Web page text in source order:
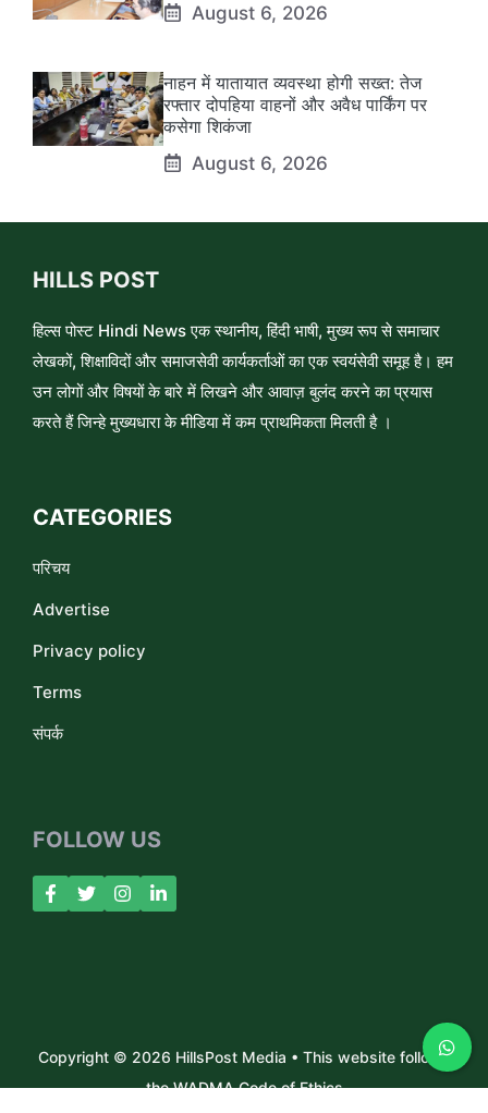
August 6, 2026
नाहन में यातायात व्यवस्था होगी सख्त: तेज
रफ्तार दोपहिया वाहनों और अवैध पार्किंग पर
कसेगा शिकंजा
August 6, 2026
HILLS POST
हिल्स पोस्ट Hindi News एक स्थानीय, हिंदी भाषी, मुख्य रूप से समाचार
लेखकों, शिक्षाविदों और समाजसेवी कार्यकर्ताओं का एक स्वयंसेवी समूह है। हम
उन लोगों और विषयों के बारे में लिखने और आवाज़ बुलंद करने का प्रयास
करते हैं जिन्हे मुख्यधारा के मीडिया में कम प्राथमिकता मिलती है ।
CATEGORIES
परिचय
Advertise
Privacy policy
Terms
संपर्क
FOLLOW US
Copyright © 2026 HillsPost Media • This website follows
the WADMA Code of Ethics